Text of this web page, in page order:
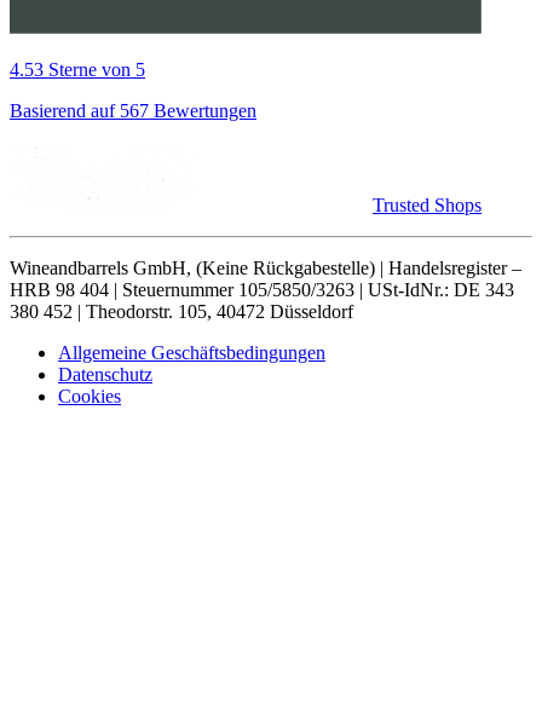
4.53 Sterne von 5
Basierend auf 567 Bewertungen
Trusted Shops
Wineandbarrels GmbH, (Keine Rückgabestelle) | Handelsregister –
HRB 98 404 | Steuernummer 105/5850/3263 | USt-IdNr.: DE 343
380 452 | Theodorstr. 105, 40472 Düsseldorf
Allgemeine Geschäftsbedingungen
Datenschutz
Cookies